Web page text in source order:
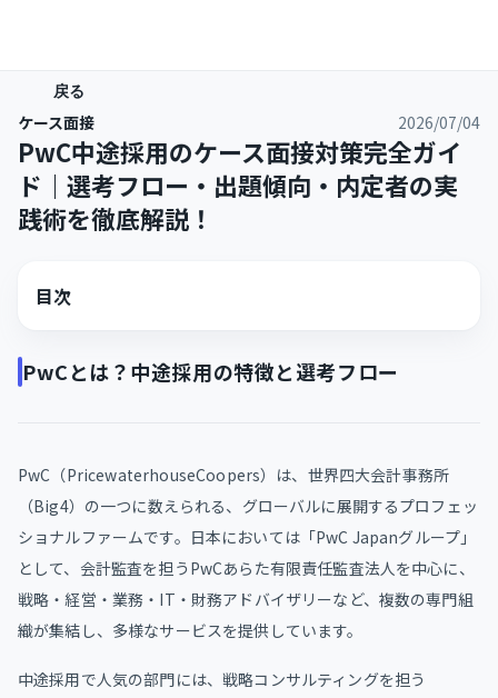
戻る
ケース面接 2026/07/04
PwC中途採用のケース面接対策完全ガイ
ド｜選考フロー・出題傾向・内定者の実
践術を徹底解説！
目次
PwCとは？中途採用の特徴と選考フロー
PwC（PricewaterhouseCoopers）は、世界四大会計事務所
（Big4）の一つに数えられる、グローバルに展開するプロフェッ
ショナルファームです。日本においては「PwC Japanグループ」
として、会計監査を担うPwCあらた有限責任監査法人を中心に、
戦略・経営・業務・IT・財務アドバイザリーなど、複数の専門組
織が集結し、多様なサービスを提供しています。
中途採用で人気の部門には、戦略コンサルティングを担う